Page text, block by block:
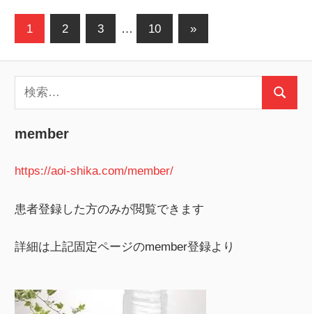
投
の
ペ
ー
ジ
り
1 2 3 … 10
次
»
索:
検
member
https://aoi-shika.com/member/
患者登録した方のみが閲覧できます
詳細は上記固定ページのmember登録より